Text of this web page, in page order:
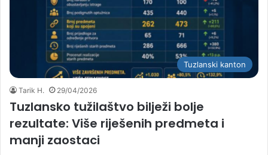
Tuzlanski kanton
Tarik H. 29/04/2026
Tuzlansko tužilaštvo bilježi bolje
rezultate: Više riješenih predmeta i
manji zaostaci